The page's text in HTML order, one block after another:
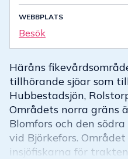
WEBBPLATS
Besök
Häråns
tillhörande sjöar som
Hubbestadsjön,
Områdets norra gräns
Blomfors och den
vid Björkefors.
insjöfiskarna för